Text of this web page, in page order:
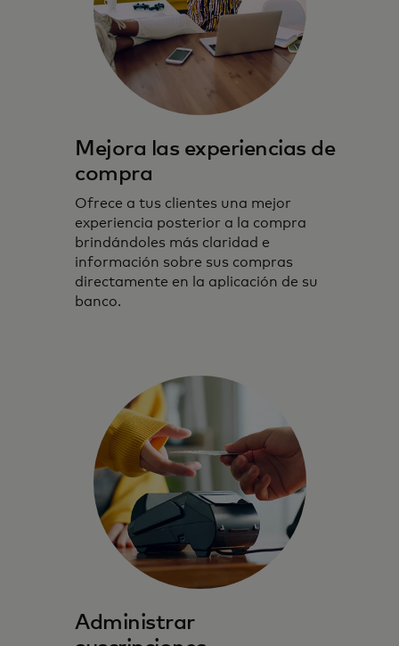
Mejora las experiencias de
compra
Ofrece a tus clientes una mejor
experiencia posterior a la compra
brindándoles más claridad e
información sobre sus compras
directamente en la aplicación de su
banco.
Administrar